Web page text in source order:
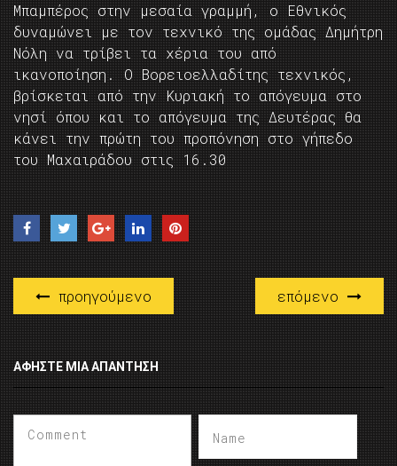
Μπαμπέρος στην μεσαία γραμμή, ο Εθνικός
δυναμώνει με τον τεχνικό της ομάδας Δημήτρη
Νόλη να τρίβει τα χέρια του από
ικανοποίηση. Ο Βορειοελλαδίτης τεχνικός,
βρίσκεται από την Κυριακή το απόγευμα στο
νησί όπου και το απόγευμα της Δευτέρας θα
κάνει την πρώτη του προπόνηση στο γήπεδο
του Μαχαιράδου στις 16.30
προηγούμενο επόμενο
ΑΦΉΣΤΕ ΜΙΑ ΑΠΆΝΤΗΣΗ